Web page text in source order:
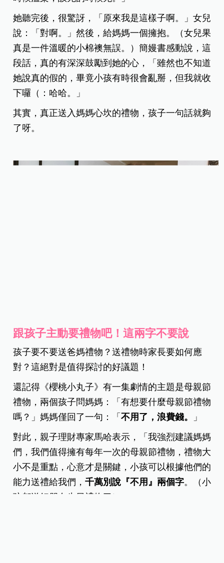
她聽完後，很驚訝，「原來我是這樣子啊。」女兒
說：「對啊。」然後，給媽媽一個擁抱。（女兒果
真是一件溫暖的小棉襖無誤。）簡嫚書感動說，這
段話，真的有深深鼓勵到她的心，「雖然也不知道
她說真的假的，畢竟小孩有時很會亂掰，但我就收
下囉（：哈哈。」
其實，真正送入媽媽心坎的禮物，孩子一句話就夠
了呀。
跟孩子主動要禮物吧！這兩字不要說
孩子要不要送爸媽禮物？送禮物時家長要如何應
對？這絕對是值得探討的好議題！
還記得《櫻桃小丸子》有一集劇情的主題是母親節
禮物，兩個孩子問媽媽：「有想要什麼母親節禮物
嗎？」媽媽僅回了一句：「不用了，浪費錢。
」
對此，親子理財專家馬哈表示，「我強烈建議媽媽
們，我們值得擁有每年一次的母親節禮物，禮物大
小不是重點，心意才是關鍵，小孩可以根據他們的
能力送禮給我們，千萬別說『不用』兩個字。（小
孩都送好朋友生日禮物了）」